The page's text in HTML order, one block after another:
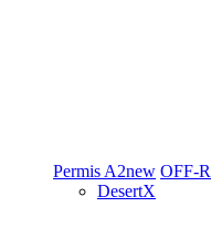
Permis A2new OFF-
DesertX